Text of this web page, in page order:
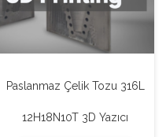
Paslanmaz Çelik Tozu 316L
12H18N10T 3D Yazıcı